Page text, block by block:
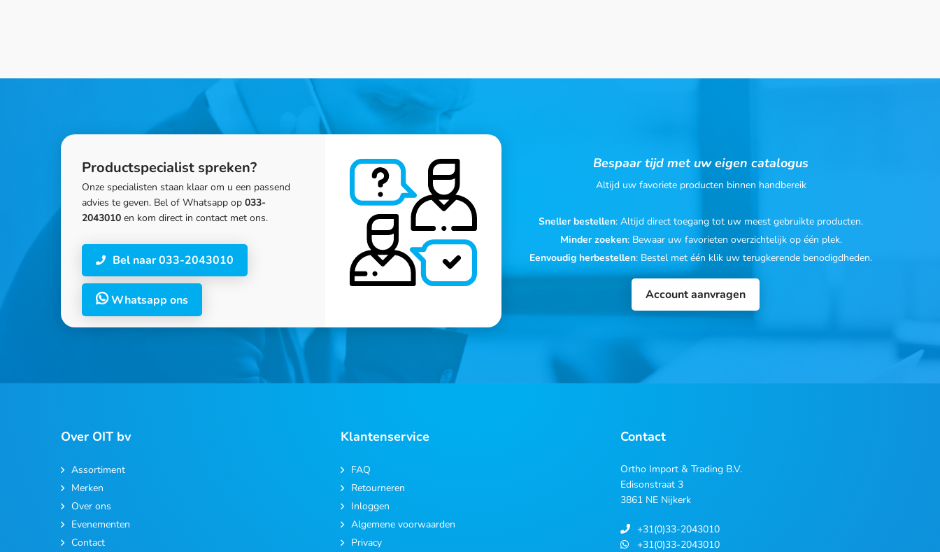
Productspecialist spreken?
Onze specialisten staan klaar om u een passend
advies te geven. Bel of Whatsapp op 033-
2043010 en kom direct in contact met ons.
Bel naar 033-2043010
Whatsapp ons
Bespaar tijd met uw eigen catalogus
Altijd uw favoriete producten binnen handbereik
Sneller bestellen: Altijd direct toegang tot uw meest gebruikte producten.
Minder zoeken: Bewaar uw favorieten overzichtelijk op één plek.
Eenvoudig herbestellen: Bestel met één klik uw terugkerende benodigdheden.
Account aanvragen
Over OIT bv
Assortiment
Merken
Over ons
Evenementen
Contact
Klantenservice
FAQ
Retourneren
Inloggen
Algemene voorwaarden
Privacy
Contact
Ortho Import & Trading B.V.
Edisonstraat 3
3861 NE Nijkerk
+31(0)33-2043010
+31(0)33-2043010